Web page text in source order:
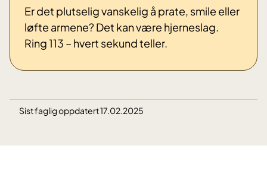
Er det plutselig vanskelig å prate, smile eller
løfte armene? Det kan være hjerneslag.
Ring 113 – hvert sekund teller.
Sist faglig oppdatert 17.02.2025